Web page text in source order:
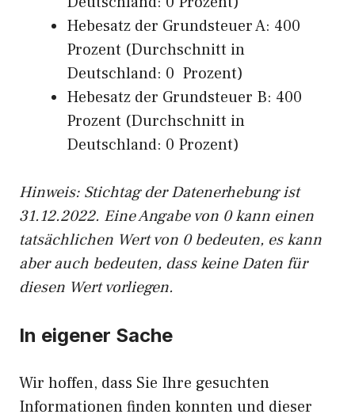
Hebesatz der Grundsteuer A: 400
Prozent (Durchschnitt in
Deutschland: 0 Prozent)
Hebesatz der Grundsteuer B: 400
Prozent (Durchschnitt in
Deutschland: 0 Prozent)
Hinweis: Stichtag der Datenerhebung ist
31.12.2022. Eine Angabe von 0 kann einen
tatsächlichen Wert von 0 bedeuten, es kann
aber auch bedeuten, dass keine Daten für
diesen Wert vorliegen.
In eigener Sache
Wir hoffen, dass Sie Ihre gesuchten
Informationen finden konnten und dieser